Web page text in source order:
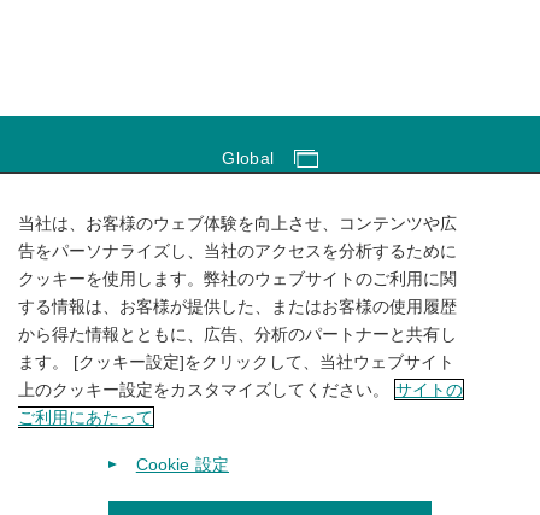
Global
サイトのご利用にあたって
ソーシャルメディアポリシー
個人情報保護方針
サイトマップ
当社は、お客様のウェブ体験を向上させ、コンテンツや広
告をパーソナライズし、当社のアクセスを分析するために
クッキーを使用します。弊社のウェブサイトのご利用に関
する情報は、お客様が提供した、またはお客様の使用履歴
から得た情報とともに、広告、分析のパートナーと共有し
ます。 [クッキー設定]をクリックして、当社ウェブサイト
上のクッキー設定をカスタマイズしてください。
サイトの
ご利用にあたって
Cookie 設定